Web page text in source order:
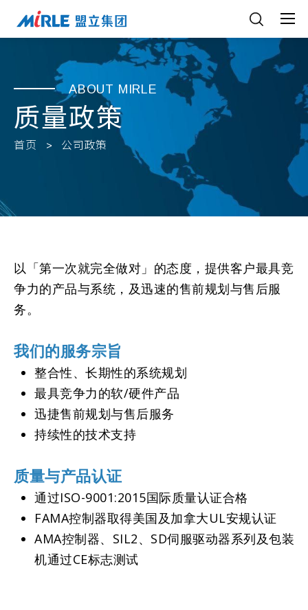
ABOUT MIRLE
质量政策
首页 公司政策
以「第一次就完全做对」的态度，提供客户最具竞
争力的产品与系统，及迅速的售前规划与售后服
务。
我们的服务宗旨
整合性、长期性的系统规划
最具竞争力的软/硬件产品
迅捷售前规划与售后服务
持续性的技术支持
质量与产品认证
通过ISO-9001:2015国际质量认证合格
FAMA控制器取得美国及加拿大UL安规认证
AMA控制器、SIL2、SD伺服驱动器系列及包装
机通过CE标志测试